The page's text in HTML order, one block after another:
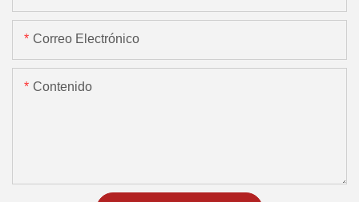
Correo Electrónico
Contenido